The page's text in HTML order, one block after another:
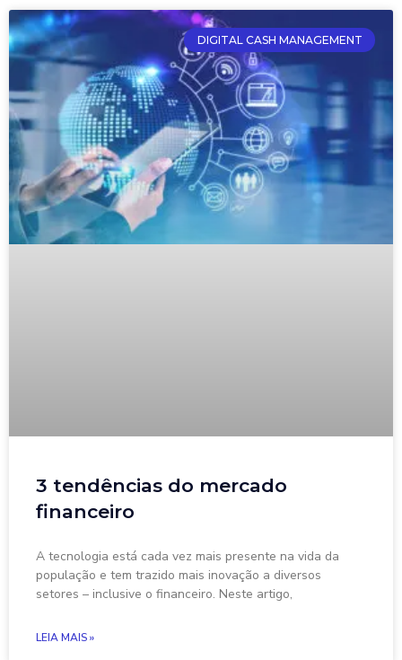
DIGITAL CASH MANAGEMENT
3 tendências do mercado
financeiro
A tecnologia está cada vez mais presente na vida da
população e tem trazido mais inovação a diversos
setores – inclusive o financeiro. Neste artigo,
LEIA MAIS »